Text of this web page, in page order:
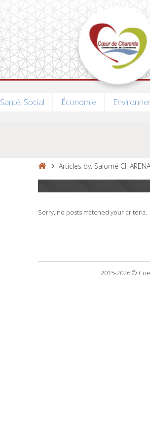
Santé, Social Économie
Articles by: Salomé
Sorry, no posts matched your criteria.
2015-2026 ©